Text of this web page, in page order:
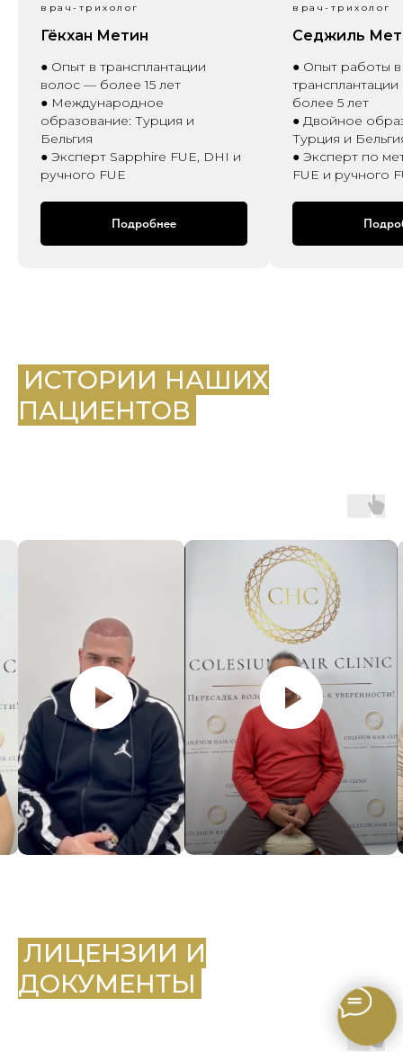
врач-трихолог
Гёкхан Метин
● Опыт в трансплантации
волос — более 15 лет
● Международное
образование: Турция и
Бельгия
● Эксперт Sapphire FUE, DHI и
ручного FUE
Подробнее
врач-трихолог
Седжиль
● Опыт работы в
более 5 лет
● Двойное
Турция и
● Эксперт по
FUE и ручного
ИСТОРИИ НАШИХ
ПАЦИЕНТОВ
ЛИЦЕНЗИИ И
ДОКУМЕНТЫ